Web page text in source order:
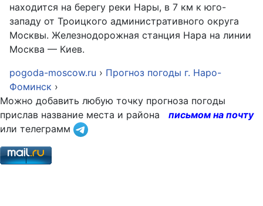
находится на берегу реки Нары, в 7 км к юго-
западу от Троицкого административного округа
Москвы. Железнодорожная станция Нара на линии
Москва — Киев.
pogoda-moscow.ru › Прогноз погоды г. Наро-
Фоминск ›
Можно добавить любую точку прогноза погоды
прислав название места и района
письмом на почту
или телеграмм